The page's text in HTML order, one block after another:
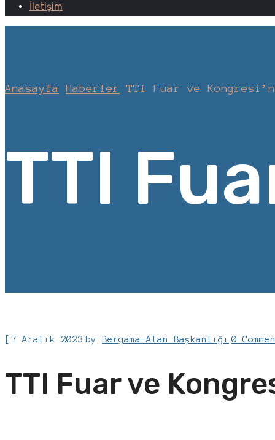
İletişim
Anasayfa Haberler TTI Fuar ve
TTI
[ 7 Aralık 2023 by Bergama Alan Başkanlığı 0
TTI Fuar ve